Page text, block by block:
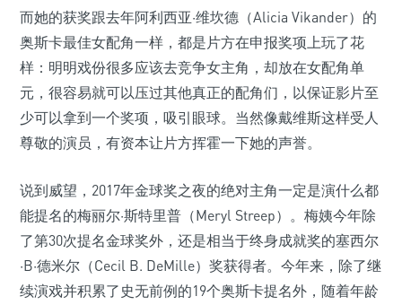
而她的获奖跟去年阿利西亚·维坎德（Alicia Vikander）的
奥斯卡最佳女配角一样，都是片方在申报奖项上玩了花
样：明明戏份很多应该去竞争女主角，却放在女配角单
元，很容易就可以压过其他真正的配角们，以保证影片至
少可以拿到一个奖项，吸引眼球。当然像戴维斯这样受人
尊敬的演员，有资本让片方挥霍一下她的声誉。
说到威望，2017年金球奖之夜的绝对主角一定是演什么都
能提名的梅丽尔·斯特里普（Meryl Streep）。梅姨今年除
了第30次提名金球奖外，还是相当于终身成就奖的塞西尔
·B·德米尔（Cecil B. DeMille）奖获得者。今年来，除了继
续演戏并积累了史无前例的19个奥斯卡提名外，随着年龄